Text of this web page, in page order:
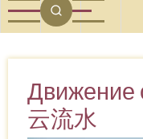
Движение
云流水